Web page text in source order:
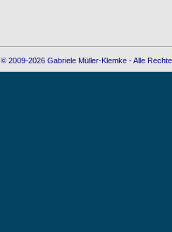
© 2009-2026 Gabriele Müller-Klemke - Alle